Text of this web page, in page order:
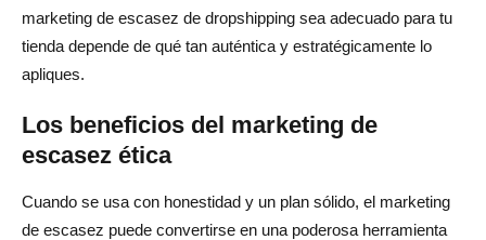
marketing de escasez de dropshipping sea adecuado para tu
tienda depende de qué tan auténtica y estratégicamente lo
apliques.
Los beneficios del marketing de
escasez ética
Cuando se usa con honestidad y un plan sólido, el marketing
de escasez puede convertirse en una poderosa herramienta